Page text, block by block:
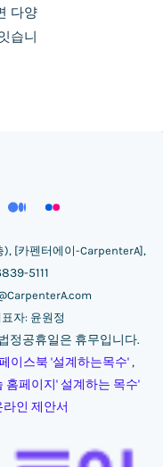
다양
습니
), [카펜터에이-CarpenterA],
5111
자: 윤원정
정공휴일은 휴무입니다.
이스북 '설계하는목수',
홈페이지' 설계하는 목수'
라인 제안서